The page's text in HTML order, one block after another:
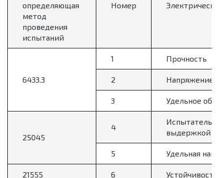
определяющая
метод
проведения
испытаний
Номер
6433.3
1 Прочность
2 Напряжение
3 Удельное
25045
4
выдержкой
5 Удельная
21555 6